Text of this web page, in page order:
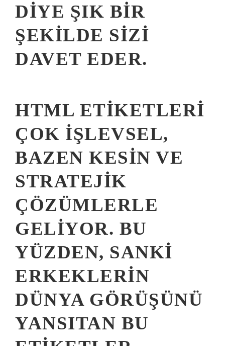
DIYE ŞIK BIR
ŞEKILDE SIZI
DAVET EDER.
HTML ETIKETLERI
ÇOK IŞLEVSEL,
BAZEN KESIN VE
STRATEJIK
ÇÖZÜMLERLE
GELIYOR. BU
YÜZDEN, SANKI
ERKEKLERIN
DÜNYA GÖRÜŞÜNÜ
YANSITAN BU